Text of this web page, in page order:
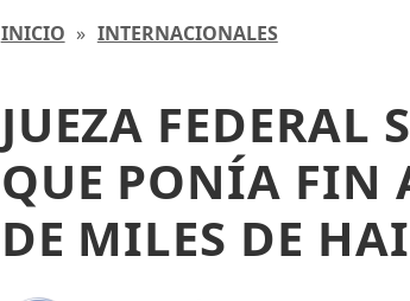
INICIO » INTERNACIONALES
JUEZA FEDERAL
QUE PONÍA FIN
DE MILES DE